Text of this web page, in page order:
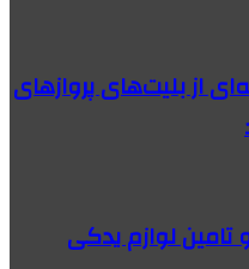
از بلیت‌های پروازهای
لوازم یدکی